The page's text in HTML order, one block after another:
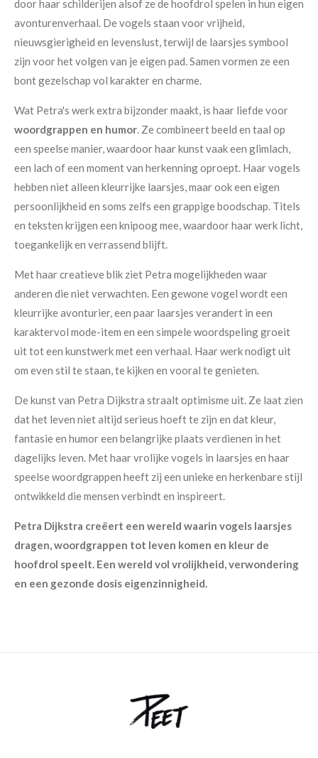
door haar schilderijen alsof ze de hoofdrol spelen in hun eigen
avonturenverhaal. De vogels staan voor vrijheid,
nieuwsgierigheid en levenslust, terwijl de laarsjes symbool
zijn voor het volgen van je eigen pad. Samen vormen ze een
bont gezelschap vol karakter en charme.
Wat Petra's werk extra bijzonder maakt, is haar liefde voor
woordgrappen en humor. Ze combineert beeld en taal op
een speelse manier, waardoor haar kunst vaak een glimlach,
een lach of een moment van herkenning oproept. Haar vogels
hebben niet alleen kleurrijke laarsjes, maar ook een eigen
persoonlijkheid en soms zelfs een grappige boodschap. Titels
en teksten krijgen een knipoog mee, waardoor haar werk licht,
toegankelijk en verrassend blijft.
Met haar creatieve blik ziet Petra mogelijkheden waar
anderen die niet verwachten. Een gewone vogel wordt een
kleurrijke avonturier, een paar laarsjes verandert in een
karaktervol mode-item en een simpele woordspeling groeit
uit tot een kunstwerk met een verhaal. Haar werk nodigt uit
om even stil te staan, te kijken en vooral te genieten.
De kunst van Petra Dijkstra straalt optimisme uit. Ze laat zien
dat het leven niet altijd serieus hoeft te zijn en dat kleur,
fantasie en humor een belangrijke plaats verdienen in het
dagelijks leven. Met haar vrolijke vogels in laarsjes en haar
speelse woordgrappen heeft zij een unieke en herkenbare stijl
ontwikkeld die mensen verbindt en inspireert.
Petra Dijkstra creëert een wereld waarin vogels laarsjes
dragen, woordgrappen tot leven komen en kleur de
hoofdrol speelt. Een wereld vol vrolijkheid, verwondering
en een gezonde dosis eigenzinnigheid.